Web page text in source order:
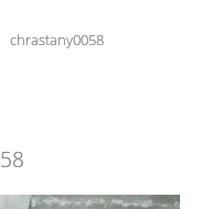
chrastany0058